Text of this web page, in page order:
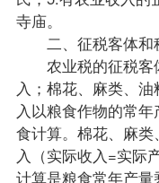
寺庙。
二、征税客体和
农业税的征税客
入；棉花、麻类、
入以粮食作物的常
食计算。棉花、麻
入（实际收入=实际
计算是粮食常年产